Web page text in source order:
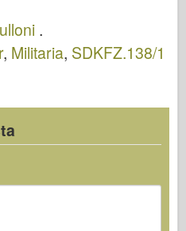
o Militaria 101
.
, Militaria, SDKFZ.138/1